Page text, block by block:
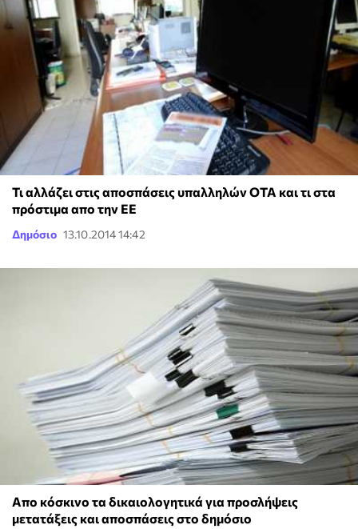
Τι αλλάζει στις αποσπάσεις υπαλληλών ΟΤΑ και τι στα
πρόστιμα απο την ΕΕ
Δημόσιο 13.10.2014 14:42
Απο κόσκινο τα δικαιολογητικά για προσλήψεις
μετατάξεις και αποσπάσεις στο δημόσιο